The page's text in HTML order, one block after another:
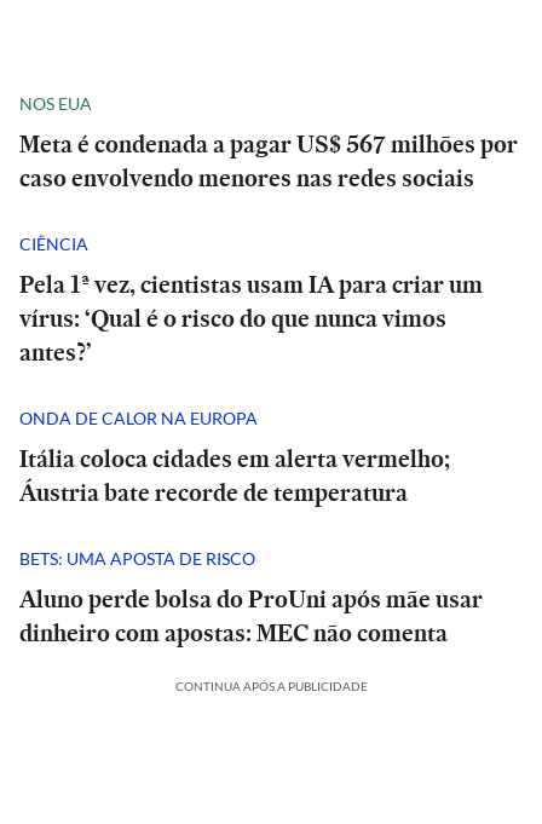
NOS EUA
Meta é condenada a pagar US$ 567 milhões por
caso envolvendo menores nas redes sociais
CIÊNCIA
Pela 1ª vez, cientistas usam IA para criar um
vírus: ‘Qual é o risco do que nunca vimos
antes?’
ONDA DE CALOR NA EUROPA
Itália coloca cidades em alerta vermelho;
Áustria bate recorde de temperatura
BETS: UMA APOSTA DE RISCO
Aluno perde bolsa do ProUni após mãe usar
dinheiro com apostas: MEC não comenta
CONTINUA APÓS A PUBLICIDADE